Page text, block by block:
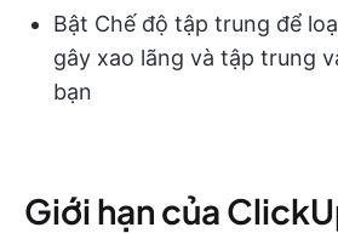
Bật Chế độ tập trung để
gây xao lãng và tập trung
bạn
Giới hạn của